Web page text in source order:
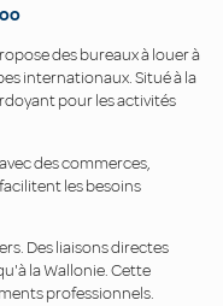
des bureaux à louer à
internationaux. Situé à la
pour les activités
des commerces,
les besoins
Des liaisons directes
la Wallonie. Cette
professionnels.